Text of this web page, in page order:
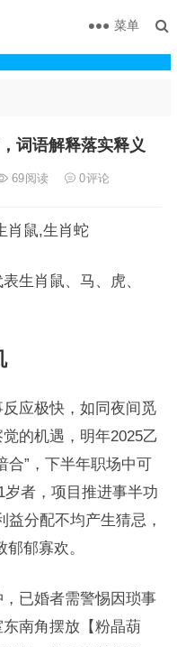
菜单
词语解释落实释义
69阅读 0评论
肖鼠,生肖蛇
生肖鼠、马、虎、
应极快，如同夜间觅
的机遇，明年2025乙
合”，下半年职场中可
者，项目推进事半功
益分配不均产生猜忌，
郁寡欢。
已婚者需警惕因琐事
南角摆放【粉晶葫